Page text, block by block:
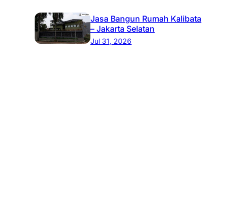
Jasa Bangun Rumah Kalibata
– Jakarta Selatan
Jul 31, 2026